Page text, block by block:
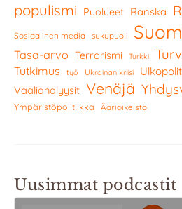
populismi Puolueet Ranska
Sosiaalinen media sukupuoli
Tasa-arvo Terrorismi Turkki
Tutkimus työ Ukrainan kriisi
Vaalianalyysit Venäjä
Ympäristöpolitiikka Äärioikeisto
Uusimmat podcastit